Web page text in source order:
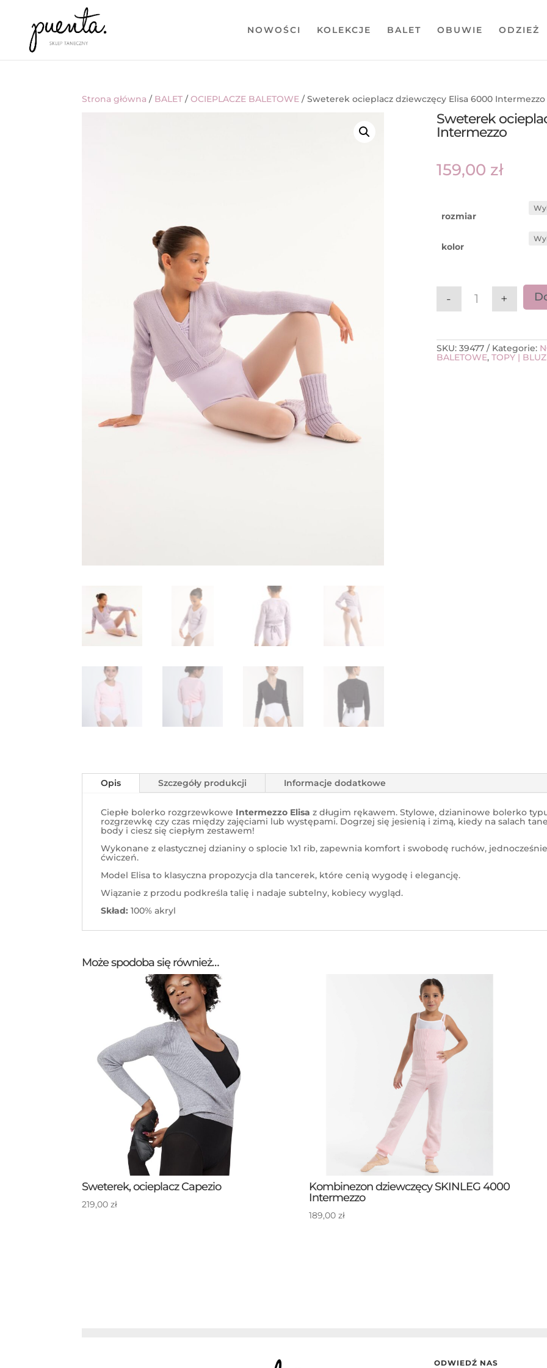
NOWOŚCI KOLEKCJE BALET OBUWIE ODZIEŻ
Strona główna / BALET /OCIEPLACZE BALETOWE / Sweterek ocieplacz dziewczęcy Elisa 6000 Intermezzo
Sweterek
Intermezzo
159,00 zł
rozmiar
kolor
ilość Sweterek
- +
SKU: 39477 Kategorie:
BALETOWE, TOPY |
Opis Szczegóły produkcji Informacje dodatkowe
Ciepłe bolerko rozgrzewkowe Intermezzo Elisa z długim rękawem. Stylowe, dzianinowe bolerko
rozgrzewkę czy czas między zajęciami lub występami. Dogrzej się jesienią i zimą, kiedy na salach
body i ciesz się ciepłym zestawem!
Wykonane z elastycznej dzianiny o splocie 1x1 rib, zapewnia komfort i swobodę ruchów,
ćwiczeń.
Model Elisa to klasyczna propozycja dla tancerek, które cenią wygodę i elegancję.
Wiązanie z przodu podkreśla talię i nadaje subtelny, kobiecy wygląd.
Skład: 100% akryl
Może spodoba się również…
Sweterek, ocieplacz Capezio
219,00zł
Kombinezon dziewczęcy SKINLEG 4000
Intermezzo
189,00 zł
ODWIEDŹ NAS